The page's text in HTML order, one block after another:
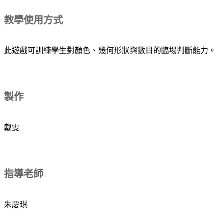
教學使用方式
此遊戲可訓練學生對顏色、幾何形狀與數目的臨場判斷能力。
製作
戴雯
指導老師
朱慶琪